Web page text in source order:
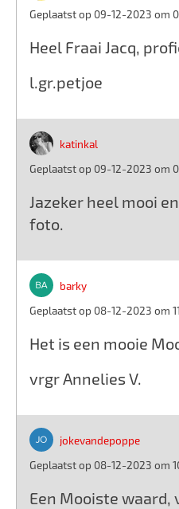
Geplaatst op 09-12-2023 om
Heel Fraai Jacq,
l.gr.petjoe
katinkal
Geplaatst op 09-12-2023 om
Jazeker heel mooi
foto.
barky
Geplaatst op 08-12-2023 om
Het is een mooie
vrgr Annelies V.
jokevandepoppe
Geplaatst op 08-12-2023 om
Een Mooiste waard,